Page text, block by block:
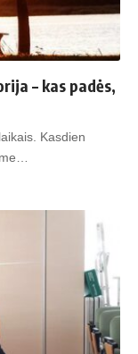
– kas padės,
Kasdien